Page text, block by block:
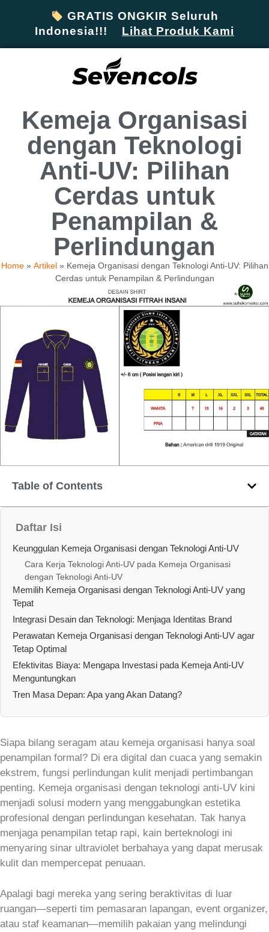
GRATIS ONGKIR Seluruh
Indonesia!!! Lihat Produk Kami
Kemeja Organisasi
dengan Teknologi
Anti-UV: Pilihan
Cerdas untuk
Penampilan &
Perlindungan
Home» Artikel» Kemeja Organisasi dengan Teknologi Anti-UV: Pilihan
Cerdas untuk Penampilan & Perlindungan
Table of Contents
Daftar Isi
Keunggulan Kemeja Organisasi dengan Teknologi Anti-UV
Cara Kerja Teknologi Anti-UV pada Kemeja Organisasi
dengan Teknologi Anti-UV
Memilih Kemeja Organisasi dengan Teknologi Anti-UV yang
Tepat
Integrasi Desain dan Teknologi: Menjaga Identitas Brand
Perawatan Kemeja Organisasi dengan Teknologi Anti-UV agar
Tetap Optimal
Efektivitas Biaya: Mengapa Investasi pada Kemeja Anti-UV
Menguntungkan
Tren Masa Depan: Apa yang Akan Datang?
Siapa bilang seragam atau kemeja organisasi hanya soal
penampilan formal? Di era digital dan cuaca yang semakin
ekstrem, fungsi perlindungan kulit menjadi pertimbangan
penting. Kemeja organisasi dengan teknologi anti-UV kini
menjadi solusi modern yang menggabungkan estetika
profesional dengan perlindungan kesehatan. Tak hanya
menjaga penampilan tetap rapi, kain berteknologi ini
menyaring sinar ultraviolet berbahaya yang dapat merusak
kulit dan mempercepat penuaan.
Apalagi bagi mereka yang sering beraktivitas di luar
ruangan—seperti tim pemasaran lapangan, event organizer,
atau staf keamanan—memilih pakaian yang melindungi